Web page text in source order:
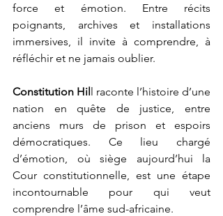
force et émotion. Entre récits
poignants, archives et installations
immersives, il invite à comprendre, à
réfléchir et ne jamais oublier.
Constitution Hill raconte l’histoire d’une
nation en quête de justice, entre
anciens murs de prison et espoirs
démocratiques. Ce lieu chargé
d’émotion, où siège aujourd’hui la
Cour constitutionnelle, est une étape
incontournable pour qui veut
comprendre l’âme sud-africaine.